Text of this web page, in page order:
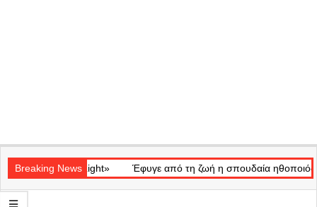
Navigation
Menu
Breaking News
«Ray of Light» Έφυγε από τη ζωή η σπουδαία ηθοποιός